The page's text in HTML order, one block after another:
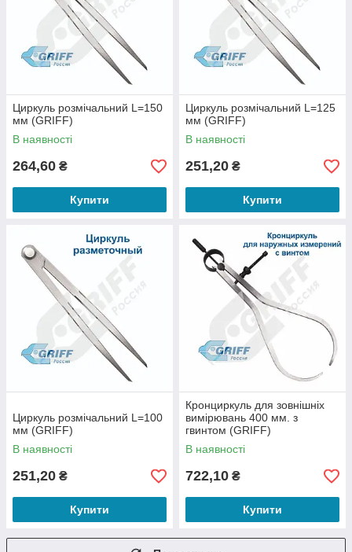
Циркуль розмічальний L=150
мм (GRIFF)
В наявності
264,60 ₴
Купити
Циркуль розмічальний L=125
мм (GRIFF)
В наявності
251,20 ₴
Купити
Циркуль розмічальний L=100
мм (GRIFF)
В наявності
251,20 ₴
Купити
Кронциркуль для зовнішніх
вимірювань 400 мм. з
гвинтом (GRIFF)
В наявності
722,10 ₴
Купити